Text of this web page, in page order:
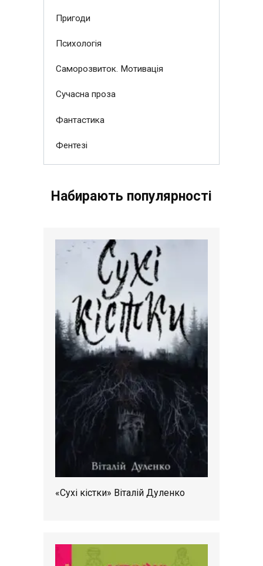
Пригоди
Психологія
Саморозвиток. Мотивація
Сучасна проза
Фантастика
Фентезі
Набирають популярності
«Сухі кістки» Віталій Дуленко